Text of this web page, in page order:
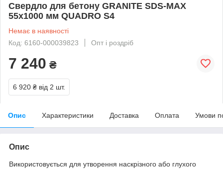
Свердло для бетону GRANITE SDS-MAX
55х1000 мм QUADRO S4
Немає в наявності
Код: 6160-000039823
Опт і роздріб
7 240 ₴
6 920 ₴ від 2 шт.
Опис Характеристики Доставка Оплата Умови
Опис
Використовується для утворення наскрізного або глухого